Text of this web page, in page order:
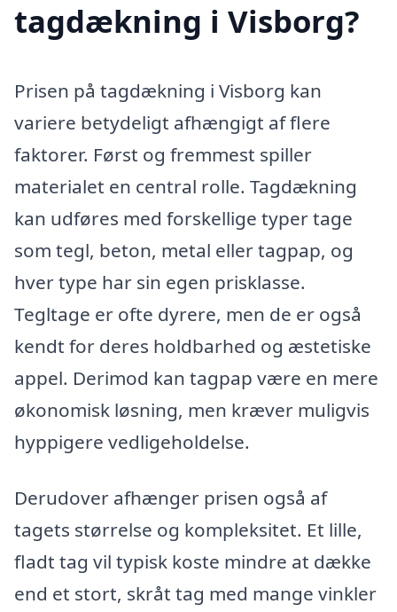
tagdækning i Visborg?
Prisen på tagdækning i Visborg kan
variere betydeligt afhængigt af flere
faktorer. Først og fremmest spiller
materialet en central rolle. Tagdækning
kan udføres med forskellige typer tage
som tegl, beton, metal eller tagpap, og
hver type har sin egen prisklasse.
Tegltage er ofte dyrere, men de er også
kendt for deres holdbarhed og æstetiske
appel. Derimod kan tagpap være en mere
økonomisk løsning, men kræver muligvis
hyppigere vedligeholdelse.
Derudover afhænger prisen også af
tagets størrelse og kompleksitet. Et lille,
fladt tag vil typisk koste mindre at dække
end et stort, skråt tag med mange vinkler